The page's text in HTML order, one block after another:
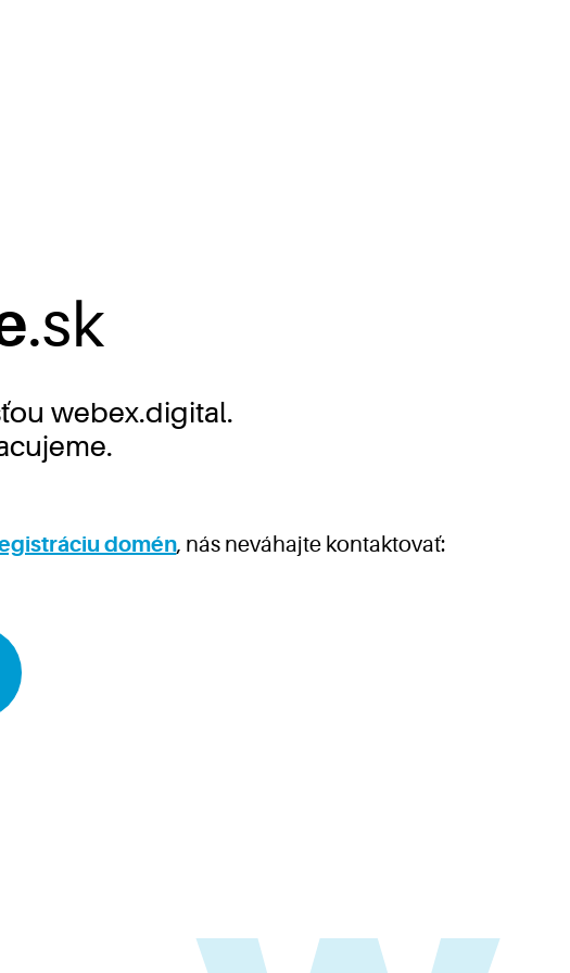
.sk
webex.digital.
domén, nás neváhajte kontaktovať: